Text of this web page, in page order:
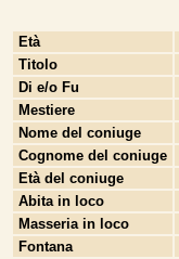
Età
Titolo
Di e/o Fu
Mestiere
Nome del coniuge
Cognome del coniuge
Età del coniuge
Abita in loco
Masseria in loco
Fontana